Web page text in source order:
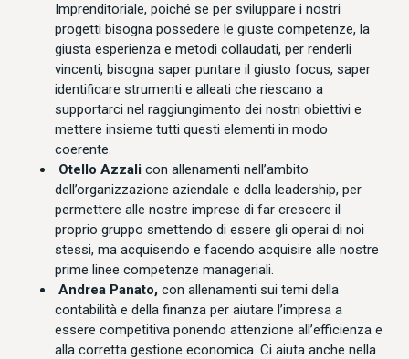
Imprenditoriale, poiché se per sviluppare i nostri
progetti bisogna possedere le giuste competenze, la
giusta esperienza e metodi collaudati, per renderli
vincenti, bisogna saper puntare il giusto focus, saper
identificare strumenti e alleati che riescano a
supportarci nel raggiungimento dei nostri obiettivi e
mettere insieme tutti questi elementi in modo
coerente.
Otello Azzali con allenamenti nell’ambito
dell’organizzazione aziendale e della leadership, per
permettere alle nostre imprese di far crescere il
proprio gruppo smettendo di essere gli operai di noi
stessi, ma acquisendo e facendo acquisire alle nostre
prime linee competenze manageriali.
Andrea Panato, con allenamenti sui temi della
contabilità e della finanza per aiutare l’impresa a
essere competitiva ponendo attenzione all’efficienza e
alla corretta gestione economica. Ci aiuta anche nella